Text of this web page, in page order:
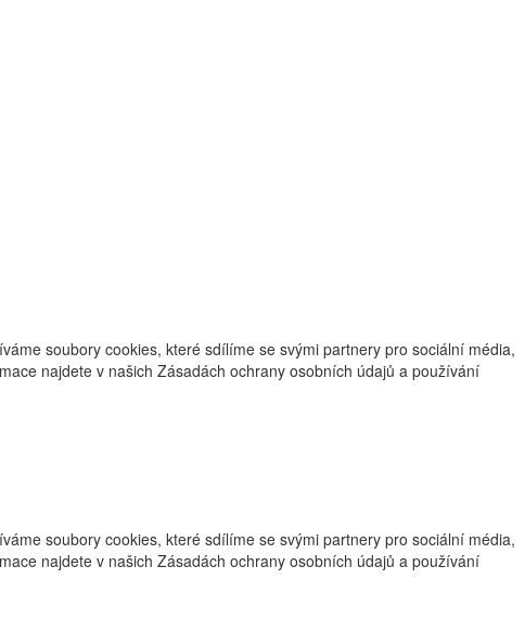
soubory cookies, které sdílíme se svými partnery pro sociální média,
najdete v našich Zásadách ochrany osobních údajů a používání
soubory cookies, které sdílíme se svými partnery pro sociální média,
najdete v našich Zásadách ochrany osobních údajů a používání